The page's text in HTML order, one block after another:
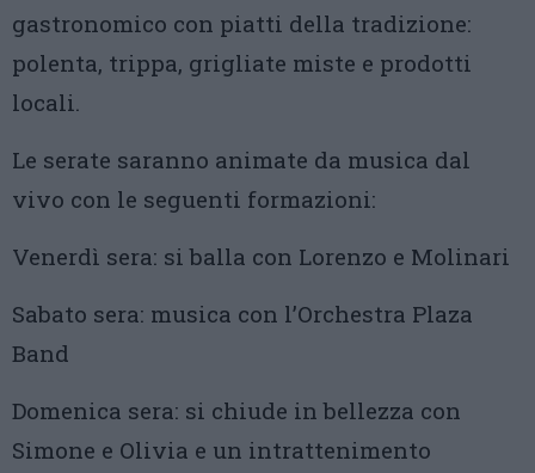
gastronomico con piatti della tradizione:
polenta, trippa, grigliate miste e prodotti
locali.
Le serate saranno animate da musica dal
vivo con le seguenti formazioni:
Venerdì sera: si balla con Lorenzo e Molinari
Sabato sera: musica con l’Orchestra Plaza
Band
Domenica sera: si chiude in bellezza con
Simone e Olivia e un intrattenimento